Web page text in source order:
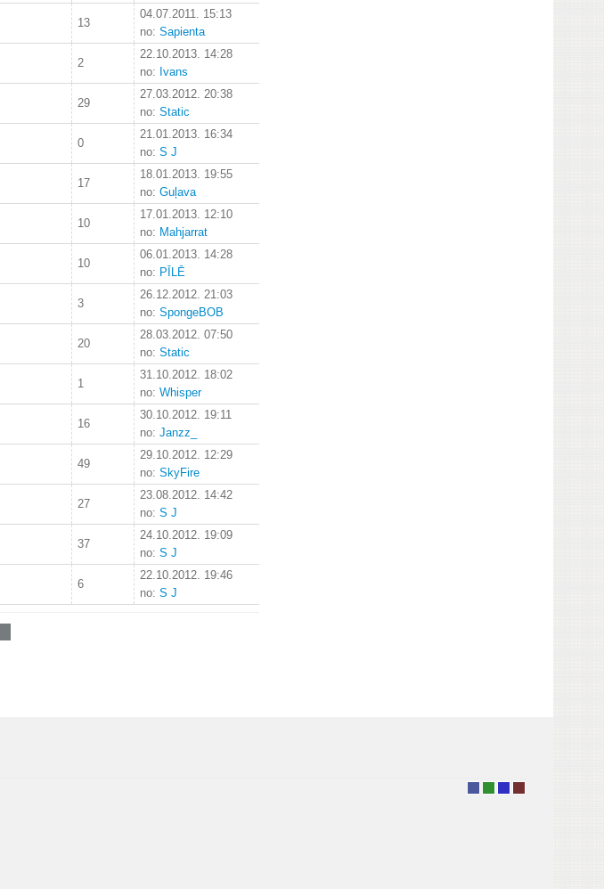
13
04.07.2011. 15:13
no: Sapienta
2
22.10.2013. 14:28
no: Ivans
29
27.03.2012. 20:38
no: Static
0
21.01.2013. 16:34
no: S J
17
18.01.2013. 19:55
no: Guļava
10
17.01.2013. 12:10
no: Mahjarrat
10
06.01.2013. 14:28
no: PĪLĒ
3
26.12.2012. 21:03
no: SpongeBOB
20
28.03.2012. 07:50
no: Static
1
31.10.2012. 18:02
no: Whisper
16
30.10.2012. 19:11
no: Janzz_
49
29.10.2012. 12:29
no: SkyFire
27
23.08.2012. 14:42
no: S J
37
24.10.2012. 19:09
no: S J
6
22.10.2012. 19:46
no: S J